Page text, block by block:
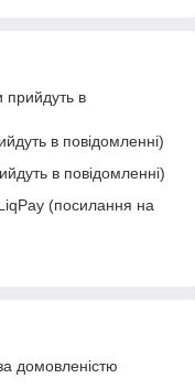
прийдуть в
в повідомленні)
в повідомленні)
(посилання на
домовленістю